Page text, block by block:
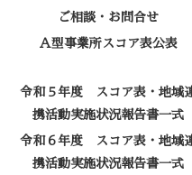
ご相談・お問合せ
Ａ型事業所スコア表公表
令和５年度 スコア表・地域
携活動実施状況報告書一式
令和６年度 スコア表・地域
携活動実施状況報告書一式